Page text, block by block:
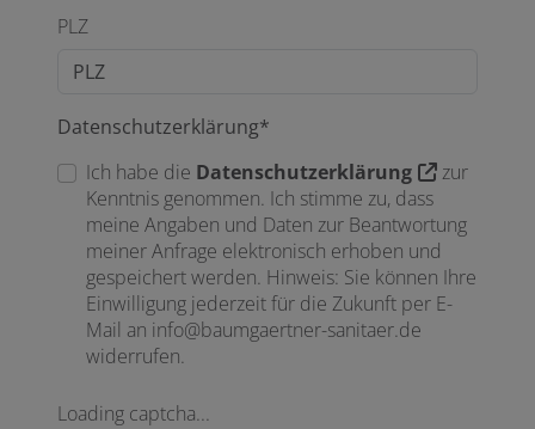
PLZ
Datenschutzerklärung*
Ich habe die Datenschutzerklärung
zur
Kenntnis genommen. Ich stimme zu, dass
meine Angaben und Daten zur Beantwortung
meiner Anfrage elektronisch erhoben und
gespeichert werden. Hinweis: Sie können Ihre
Einwilligung jederzeit für die Zukunft per E-
Mail an info@baumgaertner-sanitaer.de
widerrufen.
Loading captcha...